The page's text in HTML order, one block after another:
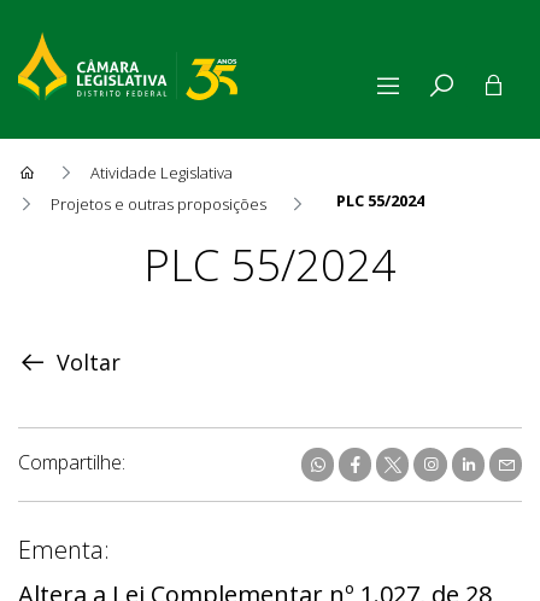
Atividade Legislativa
Projetos e outras proposições
PLC 55/2024
ProposiçãoPLC 55/2024
Voltar
Compartilhe:
Ementa:
Altera a Lei Complementar nº 1.027, de 28